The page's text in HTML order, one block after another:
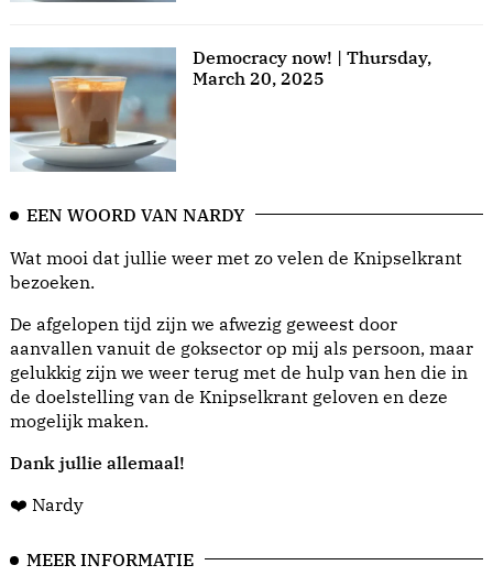
Democracy now! | Thursday,
March 20, 2025
EEN WOORD VAN NARDY
Wat mooi dat jullie weer met zo velen de Knipselkrant
bezoeken.
De afgelopen tijd zijn we afwezig geweest door
aanvallen vanuit de goksector op mij als persoon, maar
gelukkig zijn we weer terug met de hulp van hen die in
de doelstelling van de Knipselkrant geloven en deze
mogelijk maken.
Dank jullie allemaal!
❤️ Nardy
MEER INFORMATIE